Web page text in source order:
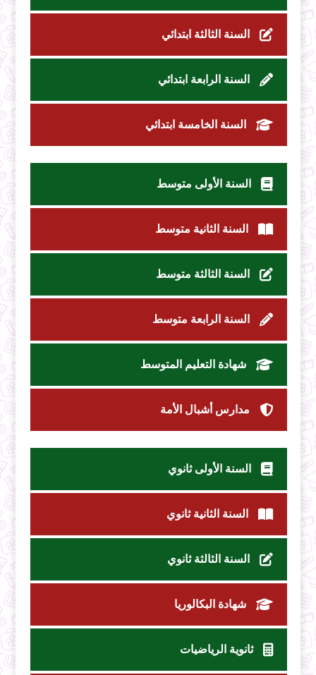
السنة الثالثة ابتدائي
السنة الرابعة ابتدائي
السنة الخامسة ابتدائي
السنة الأولى متوسط
السنة الثانية متوسط
السنة الثالثة متوسط
السنة الرابعة متوسط
شهادة التعليم المتوسط
مدارس أشبال الأمة
السنة الأولى ثانوي
السنة الثانية ثانوي
السنة الثالثة ثانوي
شهادة البكالوريا
ثانوية الرياضيات